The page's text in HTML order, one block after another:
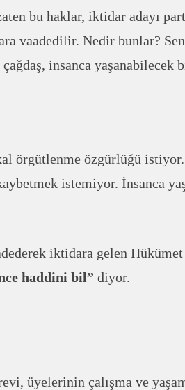
bu haklar, iktidar adayı
vaadedilir. Nedir bunlar?
insanca yaşanabilecek
örgütlenme özgürlüğü
istemiyor. İnsanca
iktidara gelen
haddini bil” diyor.
üyelerinin çalışma ve